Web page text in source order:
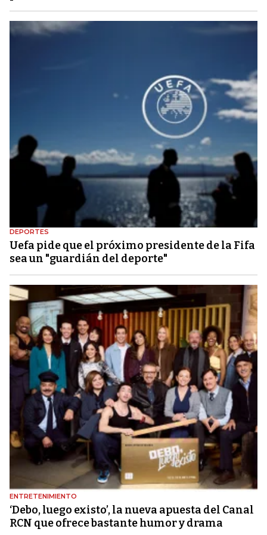
DEPORTES
Uefa pide que el próximo presidente de la Fifa
sea un "guardián del deporte"
ENTRETENIMIENTO
‘Debo, luego existo’, la nueva apuesta del Canal
RCN que ofrece bastante humor y drama